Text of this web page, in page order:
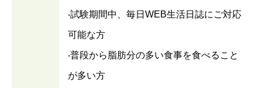
‧試験期間中、毎⽇WEB⽣活⽇誌にご対応
可能な⽅
‧普段から脂肪分の多い⾷事を⾷べること
が多い⽅